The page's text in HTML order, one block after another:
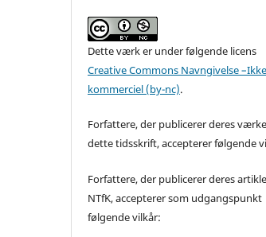
Dette værk er under følgende licens
Creative Commons Navngivelse
kommerciel (by-nc).
Forfattere, der publicerer deres
dette tidsskrift, accepterer følgende
Forfattere, der publicerer deres
NTfK, accepterer som udgangspunkt
følgende vilkår: